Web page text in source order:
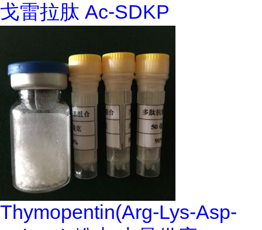
戈雷拉肽 Ac-SDKP
Thymopentin(Arg-Lys-Asp-